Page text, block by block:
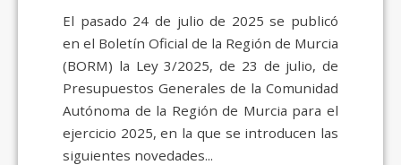
El pasado 24 de julio de 2025 se publicó
en el Boletín Oficial de la Región de Murcia
(BORM) la Ley 3/2025, de 23 de julio, de
Presupuestos Generales de la Comunidad
Autónoma de la Región de Murcia para el
ejercicio 2025, en la que se introducen las
siguientes novedades...